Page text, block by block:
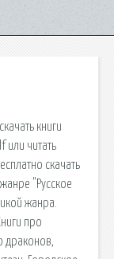
книги
или читать
скачать
"Русское
жанра.
про
драконов,